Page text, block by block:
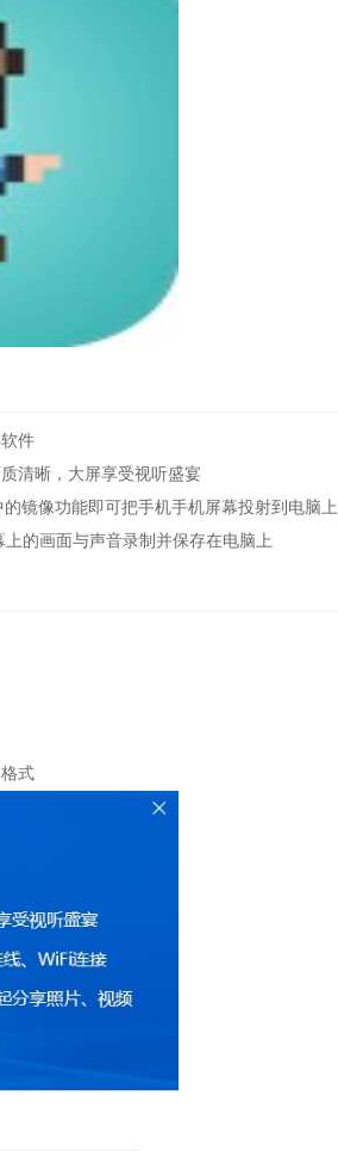
件
清晰，大屏享受视听盛宴
镜像功能即可把手机手机屏幕投射到电脑上
的画面与声音录制并保存在电脑上
式